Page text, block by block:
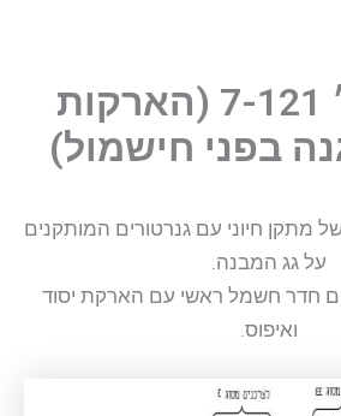
שאלה מס׳ 7-121 (הארקות
בפני חישמול)
מתקן חיוני עם גנרטורים המותקנים
על גג המבנה.
חדר חשמל ראשי עם הארקת יסוד
ואיפוס.